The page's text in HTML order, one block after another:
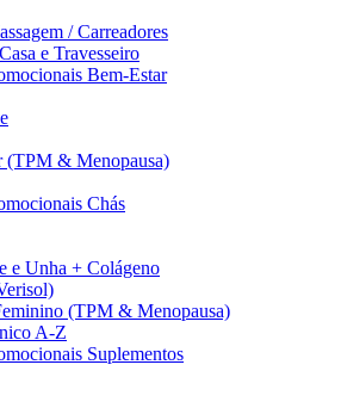
/ Carreadores
e Travesseiro
Bem-Estar
(TPM & Menopausa)
Chás
e Unha + Colágeno
(TPM & Menopausa)
A-Z
Suplementos